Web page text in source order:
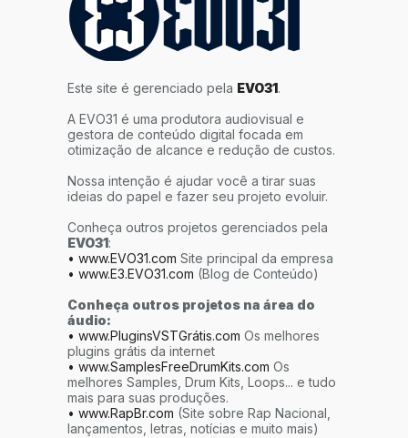
Este site é gerenciado pela EVO31.
A EVO31 é uma produtora audiovisual e
gestora de conteúdo digital focada em
otimização de alcance e redução de custos.
Nossa intenção é ajudar você a tirar suas
ideias do papel e fazer seu projeto evoluir.
Conheça outros projetos gerenciados pela
EVO31:
• www.EVO31.com Site principal da empresa
• www.E3.EVO31.com (Blog de Conteúdo)
Conheça outros projetos na área do
áudio:
• www.PluginsVSTGrátis.com Os melhores
plugins grátis da internet
• www.SamplesFreeDrumKits.com Os
melhores Samples, Drum Kits, Loops... e tudo
mais para suas produções.
• www.RapBr.com (Site sobre Rap Nacional,
lançamentos, letras, notícias e muito mais)